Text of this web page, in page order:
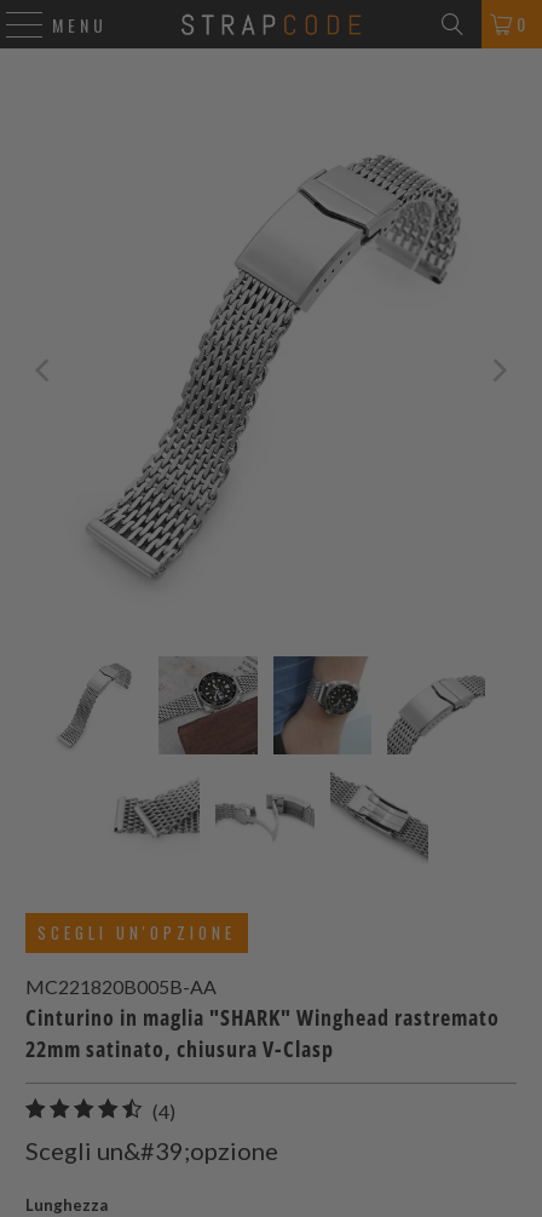
MENU 0
SCEGLI UN'OPZIONE
MC221820B005B-AA
Cinturino in maglia "SHARK" Winghead rastremato
22mm satinato, chiusura V-Clasp
(4)
recensioni
totali
Scegli un&#39;opzione
Lunghezza